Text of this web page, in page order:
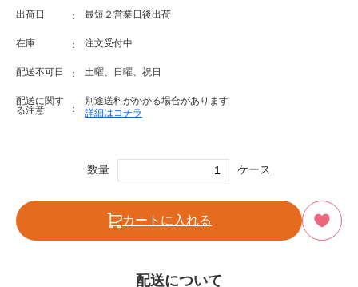
出荷日 最短２営業日後出荷
在庫 注文受付中
配送不可日 土曜、日曜、祝日
配送に関す
る注意
別途送料がかかる場合があります
詳細はコチラ
数量 ケース
カートに入れる
配送について